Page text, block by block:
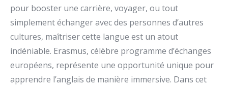
pour booster une carrière, voyager, ou tout
simplement échanger avec des personnes d’autres
cultures, maîtriser cette langue est un atout
indéniable. Erasmus, célèbre programme d’échanges
européens, représente une opportunité unique pour
apprendre l’anglais de manière immersive. Dans cet